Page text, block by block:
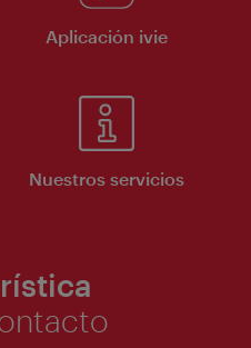
Aplicación ivie
Nuestros servicios